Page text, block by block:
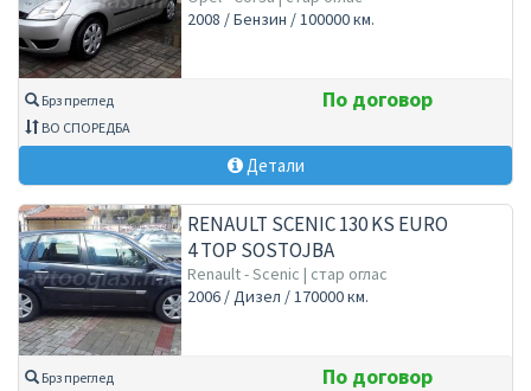
2008 / Бензин / 100000 км.
Брз преглед
ВО СПОРЕДБА
По договор
Детали
RENAULT SCENIC 130 KS EURO
4 TOP SOSTOJBA
Renault - Scenic | стар оглас
2006 / Дизел / 170000 км.
Брз преглед
По договор